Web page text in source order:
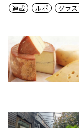
連載 ルポ グラ